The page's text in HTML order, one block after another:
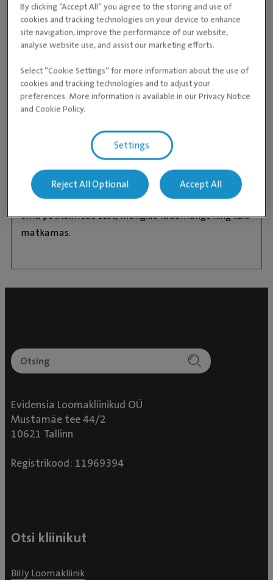
sisehaigused ja ultraheliuuringud, mistõttu on ta neil
erialadel end järjepidevalt täiendanud.
tegutseda justkui detektiivina – süveneda iga juhtumi
põhjustesse, leida täpne diagnoos ning koostada
patsiendile parim raviplaan. Tema patsientideks on
eesmärk on pakkuda neile võimalikult head ravi ja
elukvaliteeti tihedas koostöös nende omanikega.
Vabal ajal jagab ta kodu kahe kassi, Mustika ja
Ludwigiga. Lisaks loomadele meeldib talle hoolitseda
oma potitaimede eest, mängida lauamänge ning käia
matkamas.
Evidensia Loomakliinikud OÜ
Mustamäe tee 44/2
10621 Tallinn
Registrikood: 11969394
Otsi kliinikut
Billy Loomakliinik
By clicking “Accept All” you agree to the storing and use of
cookies and tracking technologies on your device to enhance
site navigation, improve the performance of our website,
analyse website use, and assist our marketing efforts.
Select “Cookie Settings” for more information about the use of
cookies and tracking technologies and to adjust your
preferences. More information is available in our Privacy Notice
and Cookie Policy.
Settings
Reject All Optional Accept All